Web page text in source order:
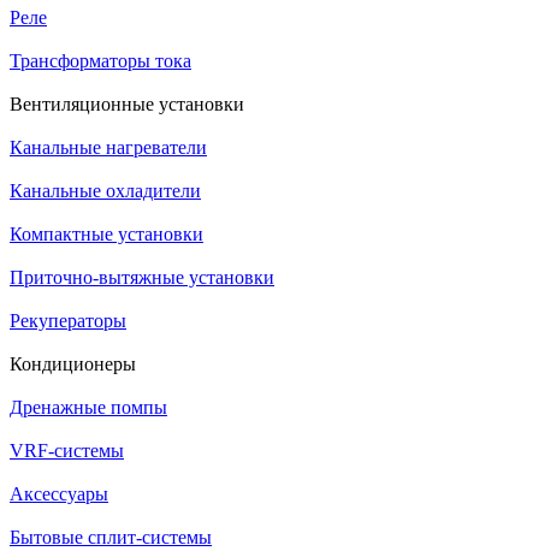
Реле
Трансформаторы тока
Вентиляционные установки
Канальные нагреватели
Канальные охладители
Компактные установки
Приточно-вытяжные установки
Рекуператоры
Кондиционеры
Дренажные помпы
VRF-системы
Аксессуары
Бытовые сплит-системы